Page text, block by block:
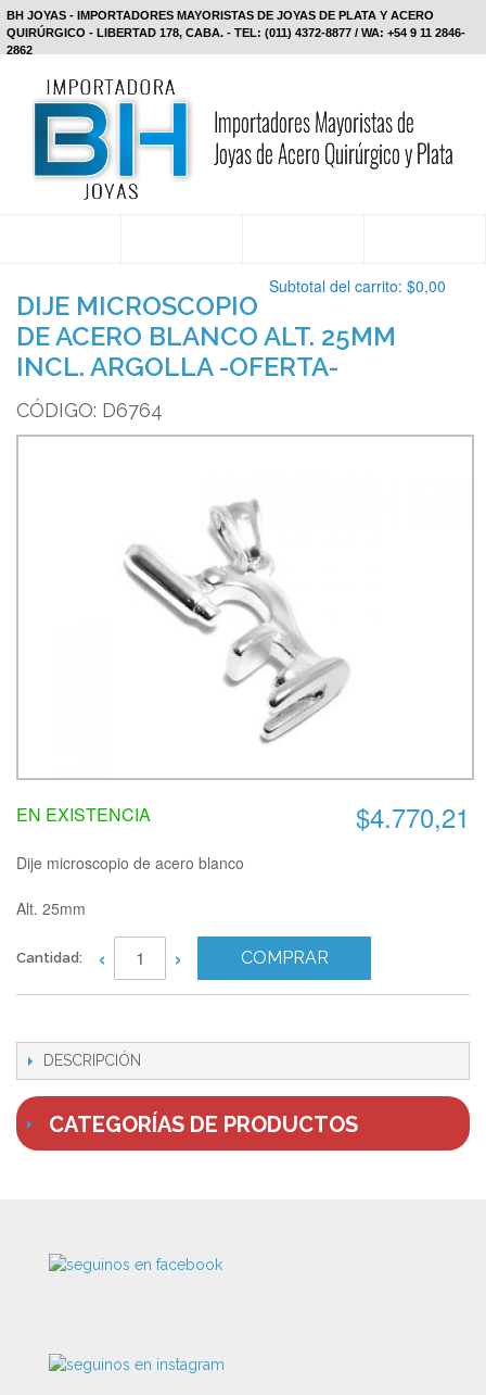
BH JOYAS - IMPORTADORES MAYORISTAS DE JOYAS DE PLATA Y ACERO
QUIRÚRGICO - LIBERTAD 178, CABA. - TEL: (011) 4372-8877 / WA: +54 9 11 2846-
2862
Subtotal del carrito: $0,00
DIJE MICROSCOPIO
DE ACERO BLANCO ALT. 25MM
INCL. ARGOLLA -OFERTA-
CÓDIGO: D6764
$4.770,21
EN EXISTENCIA
Dije microscopio de acero blanco
Alt. 25mm
Cantidad: ‹ › COMPRAR
DESCRIPCIÓN
CATEGORÍAS DE PRODUCTOS